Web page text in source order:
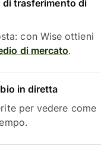
trasferimento di
con Wise ottieni
di mercato.
in diretta
per vedere come